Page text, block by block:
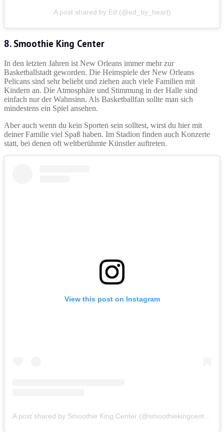
A post shared by Ed (@ed_by_heart)
8. Smoothie King Center
In den letzten Jahren ist New Orleans immer mehr zur
Basketballstadt geworden. Die Heimspiele der New Orleans
Pelicans sind sehr beliebt und ziehen auch viele Familien mit
Kindern an. Die Atmosphäre und Stimmung in der Halle sind
einfach nur der Wahnsinn. Als Basketballfan sollte man sich
mindestens ein Spiel ansehen.
Aber auch wenn du kein Sporten sein solltest, wirst du hier mit
deiner Familie viel Spaß haben. Im Stadion finden auch Konzerte
statt, bei denen oft weltberühmte Künstler auftreten.
View this post on Instagram